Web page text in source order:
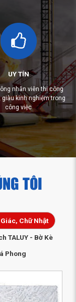
UY TÍN
nhân viên thi công
giàu kinh nghiệm trong
công việc
TÔI
Chữ Nhật
TALUY - Bờ Kè
Phong